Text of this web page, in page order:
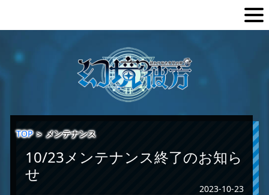
TOP＞メンテナンス
10/23メンテナンス終了のお知ら
せ
2023-10-23